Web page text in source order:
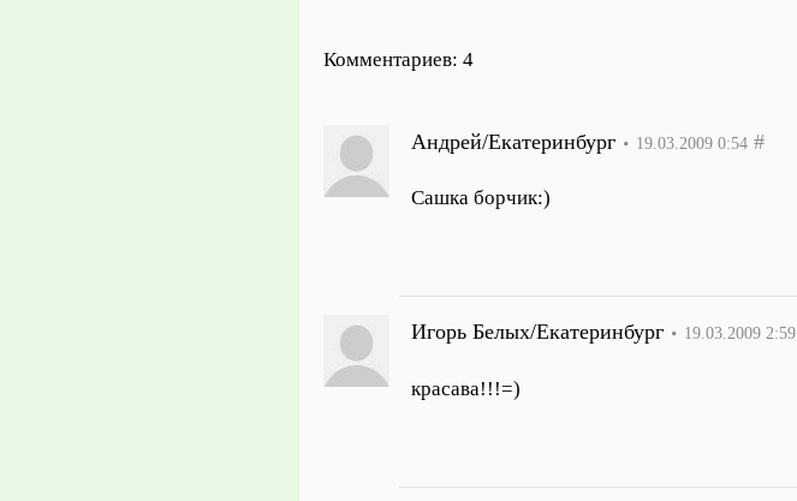
Комментариев: 4
Андрей/Екатеринбург 19.03.2009 0:54 #
Сашка борчик:)
Игорь Белых/Екатеринбург 19.03.2009 2:59
красава!!!=)